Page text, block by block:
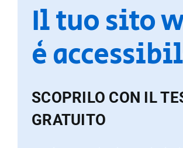
Il tuo sito
è
SCOPRILO CON IL
GRATUITO